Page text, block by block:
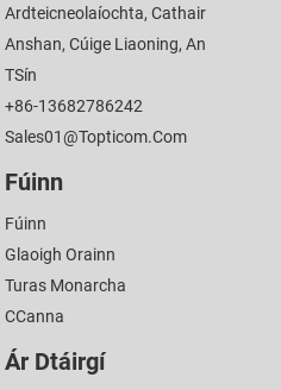
Ardteicneolaíochta, Cathair
Anshan, Cúige Liaoning, An
TSín
+86-13682786242
Sales01@topticom.com
Fúinn
Fúinn
Glaoigh Orainn
Turas Monarcha
CCanna
Ár Dtáirgí